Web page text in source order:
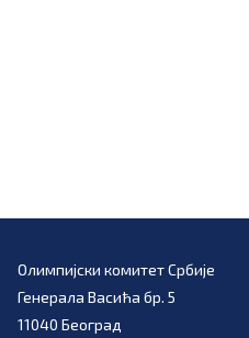
Олимпијски комитет Србије
Генерала Васића бр. 5
11040 Београд